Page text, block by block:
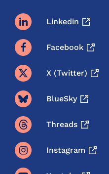
Linkedin
Facebook
X (twitter)
BlueSky
Threads
Instagram